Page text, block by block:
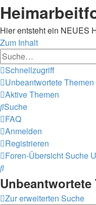
Hier entsteht ein NEUES
Zum Inhalt
Schnellzugriff
Unbeantwortete Themen
Aktive Themen
Suche
FAQ
Anmelden
Registrieren
Foren-ÜbersichtSuche
Suche
Unbeantwortete
Zur erweiterten Suche